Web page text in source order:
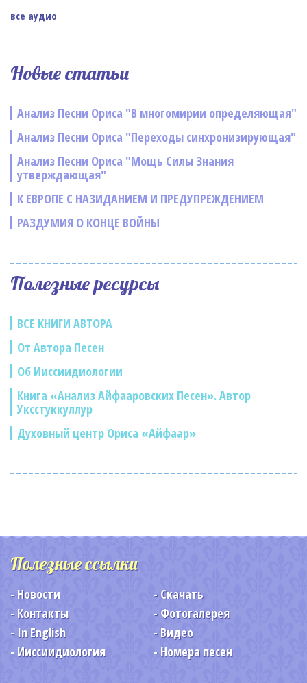
все аудио
Новые статьи
Анализ Песни Ориса "В многомирии определяющая"
Анализ Песни Ориса "Переходы синхронизирующая"
Анализ Песни Ориса "Мощь Силы Знания
утверждающая"
К ЕВРОПЕ С НАЗИДАНИЕМ И ПРЕДУПРЕЖДЕНИЕМ
РАЗДУМИЯ О КОНЦЕ ВОЙНЫ
Полезные ресурсы
ВСЕ КНИГИ АВТОРА
От Автора Песен
Об Ииссиидиологии
Книга «Анализ Айфааровских Песен». Автор
Уксстуккуллур
Духовный центр Ориса «Айфаар»
Полезные ссылки
Новости
Скачать
Контакты
Фотогалерея
In English
Видео
Ииссиидиология
Номера песен